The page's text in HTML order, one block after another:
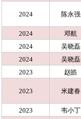
2024 陈永强
2024
邓航
2024
吴晓磊
2024
吴晓磊
2023
赵皓
2023 米建春
2023
韦小丁